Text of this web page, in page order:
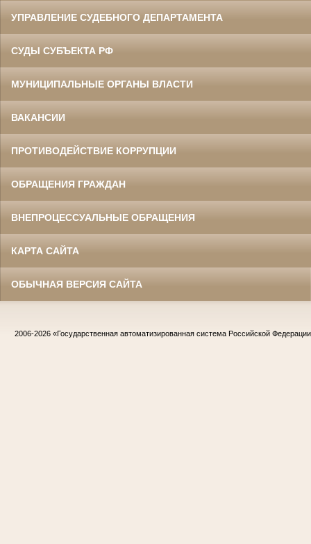
УПРАВЛЕНИЕ СУДЕБНОГО ДЕПАРТАМЕНТА
СУДЫ СУБЪЕКТА РФ
МУНИЦИПАЛЬНЫЕ ОРГАНЫ ВЛАСТИ
ВАКАНСИИ
ПРОТИВОДЕЙСТВИЕ КОРРУПЦИИ
ОБРАЩЕНИЯ ГРАЖДАН
ВНЕПРОЦЕССУАЛЬНЫЕ ОБРАЩЕНИЯ
КАРТА САЙТА
ОБЫЧНАЯ ВЕРСИЯ САЙТА
2006-2026 «Государственная автоматизированная система Российской